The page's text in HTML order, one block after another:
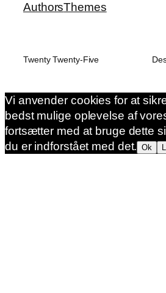
AuthorsThemes
Twenty Twenty-Five
Vi anvender cookies for at
bedst mulige oplevelse af
fortsætter med at bruge dette
du er indforstået med det. Ok